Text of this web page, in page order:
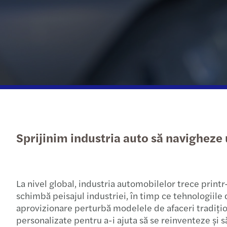
Sprijinim industria auto să
La nivel global, industria automobilelor trece
schimbă peisajul industriei, în timp ce
aprovizionare perturbă modelele de afaceri
personalizate pentru a-i ajuta să se reinventeze și